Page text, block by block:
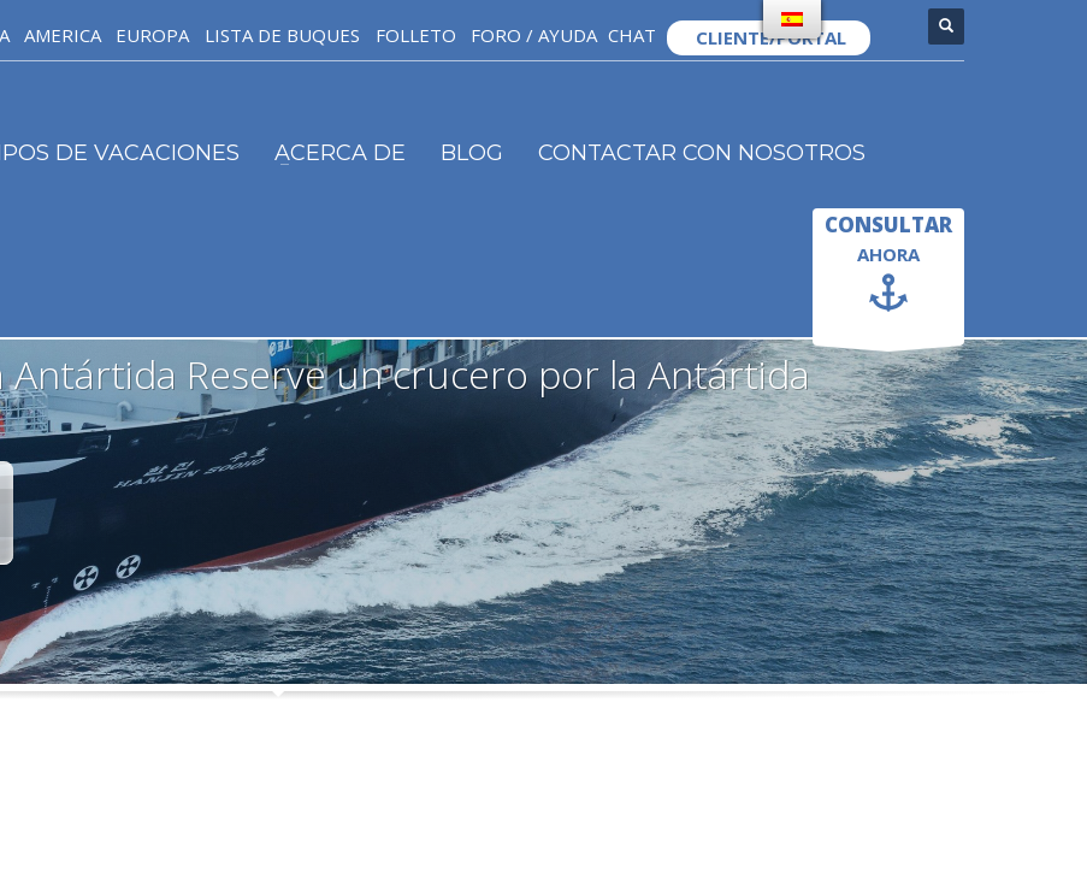
AMERICA EUROPA LISTA DE BUQUES FOLLETO FORO / AYUDA CHAT CLIENTE/PORTAL
DE VACACIONES ACERCA DE BLOG CONTACTAR CON NOSOTROS
CONSULTAR
AHORA
Antártida Reserve un crucero por la Antártida